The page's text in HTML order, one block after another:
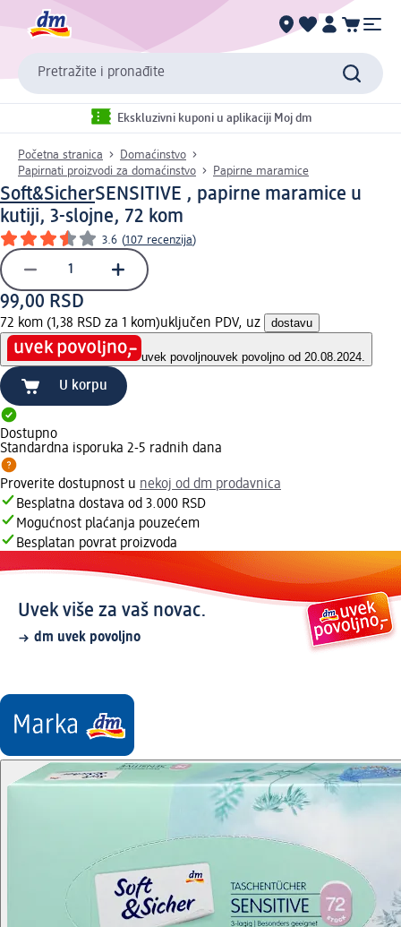
Pretražite i pronađite
Ekskluzivni kuponi u aplikaciji Moj dm
Početna stranica
Domaćinstvo
Papirnati proizvodi za domaćinstvo
Papirne maramice
Soft&SicherSENSITIVE , papirne maramice u
kutiji, 3-slojne, 72 kom
3.6 (107 recenzija)
99,00 RSD
72 kom (1,38 RSD za 1 kom)uključen PDV, uz dostavu
uvek povoljnouvek povoljno od 20.08.2024.
U korpu
Dostupno
Standardna isporuka 2-5 radnih dana
Proverite dostupnost u nekoj od dm prodavnica
Besplatna dostava od 3.000 RSD
Mogućnost plaćanja pouzećem
Besplatan povrat proizvoda
Uvek više za vaš novac.
dm uvek povoljno